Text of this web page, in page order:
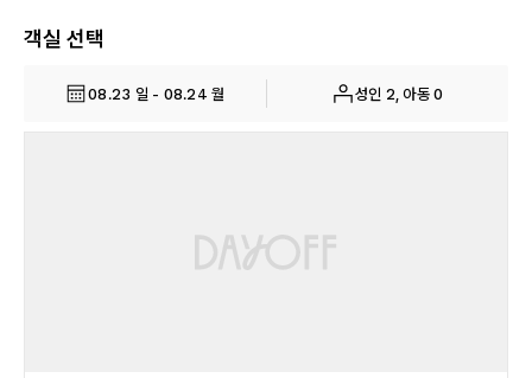
객실 선택
08.23 일 - 08.24 월 성인 2, 아동 0